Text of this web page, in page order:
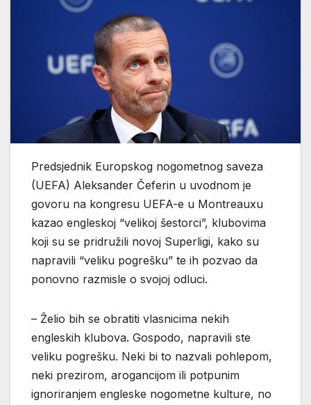
Predsjednik Europskog nogometnog saveza
(UEFA) Aleksander Čeferin u uvodnom je
govoru na kongresu UEFA-e u Montreauxu
kazao engleskoj “velikoj šestorci”, klubovima
koji su se pridružili novoj Superligi, kako su
napravili “veliku pogrešku” te ih pozvao da
ponovno razmisle o svojoj odluci.
– Želio bih se obratiti vlasnicima nekih
engleskih klubova. Gospodo, napravili ste
veliku pogrešku. Neki bi to nazvali pohlepom,
neki prezirom, arogancijom ili potpunim
ignoriranjem engleske nogometne kulture, no